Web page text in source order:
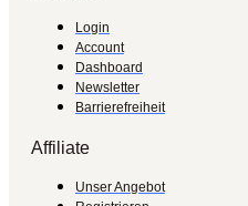
Login
Account
Dashboard
Newsletter
Barrierefreiheit
Affiliate
Unser Angebot